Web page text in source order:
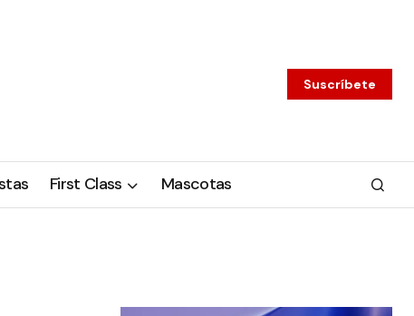
Suscríbete
First Class Mascotas